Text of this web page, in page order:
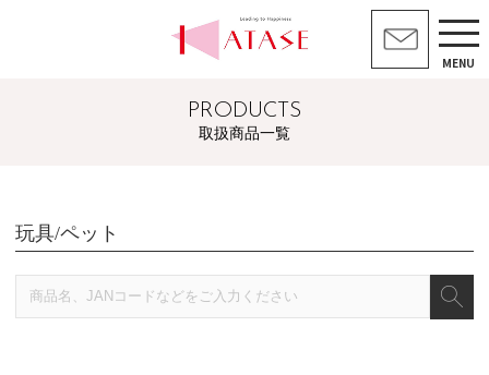
MENU
PRODUCTS
取扱商品一覧
玩具/ペット